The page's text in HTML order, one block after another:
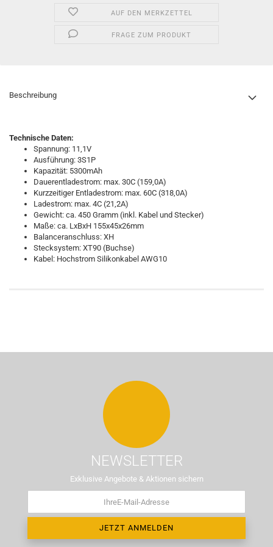
AUF DEN MERKZETTEL
FRAGE ZUM PRODUKT
Beschreibung
Technische Daten:
Spannung: 11,1V
Ausführung: 3S1P
Kapazität: 5300mAh
Dauerentladestrom: max. 30C (159,0A)
Kurzzeitiger Entladestrom: max. 60C (318,0A)
Ladestrom: max. 4C (21,2A)
Gewicht: ca. 450 Gramm (inkl. Kabel und Stecker)
Maße: ca. LxBxH 155x45x26mm
Balanceranschluss: XH
Stecksystem: XT90 (Buchse)
Kabel: Hochstrom Silikonkabel AWG10
NEWSLETTER
Exklusive Angebote & Aktionen sichern